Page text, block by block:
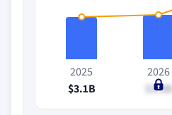
2025
$3.1B
2026
$3.3B